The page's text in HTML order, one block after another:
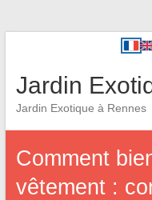
Jardin
Jardin Exotique à Rennes
Comment
vêtement :